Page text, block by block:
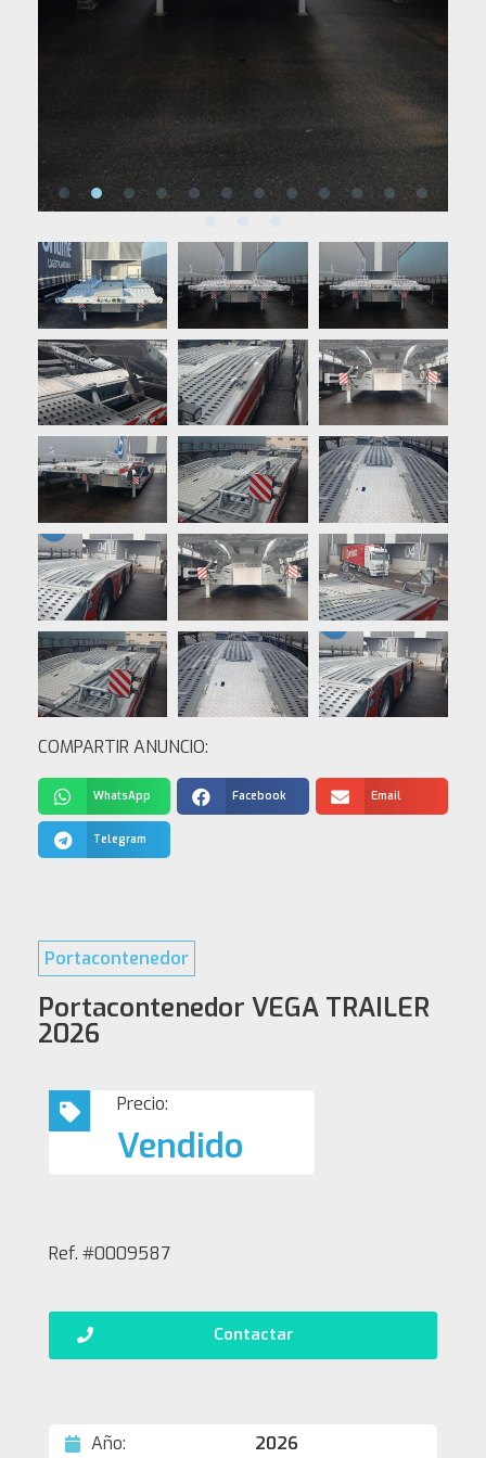
COMPARTIR ANUNCIO:
WhatsApp Facebook Email
Telegram
Portacontenedor
Portacontenedor VEGA TRAILER
2026
Precio:
Vendido
Ref. #0009587
Contactar
Año: 2026